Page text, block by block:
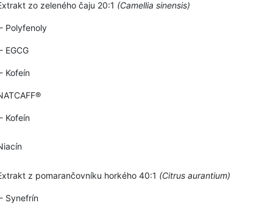
zo zeleného čaju 20:1 (Camellia sinensis)
Polyfenoly
EGCG
Kofeín
Kofeín
z pomarančovníku horkého 40:1 (Citrus aurantium)
Synefrín